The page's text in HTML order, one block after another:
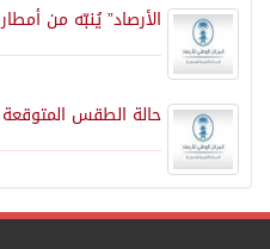
الأرصاد” يُنبّه من
حالة الطقس